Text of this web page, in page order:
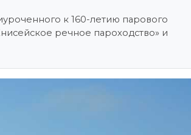
к 160-летию парового
речное пароходство» и